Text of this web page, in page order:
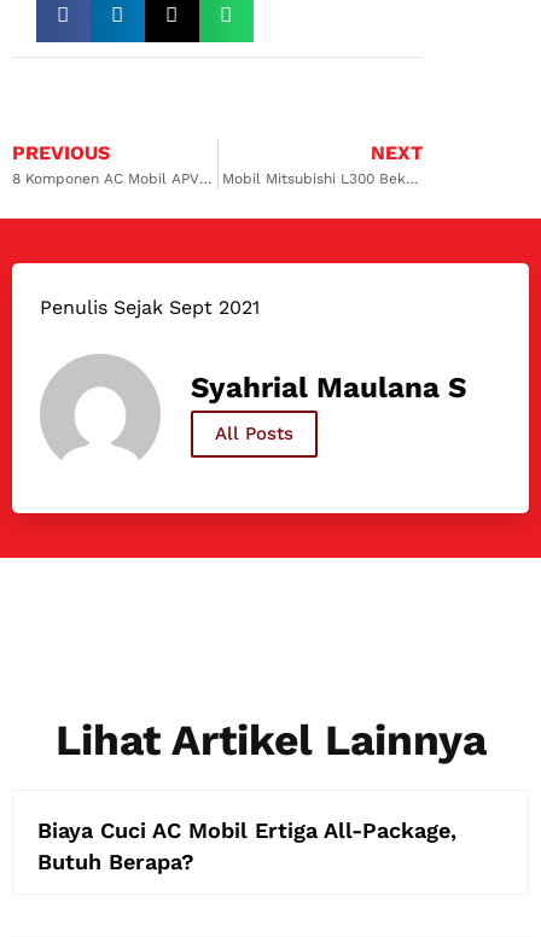
PREVIOUS
8 Komponen AC Mobil APV & Cara Kerjanya
NEXT
Mobil Mitsubishi L300 Bekas: Pick-Up Andalan Spesialis Niaga
Penulis Sejak Sept 2021
Syahrial Maulana S
All Posts
Lihat Artikel Lainnya
Biaya Cuci AC Mobil Ertiga All-Package,
Butuh Berapa?